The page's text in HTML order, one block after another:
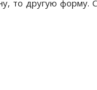
то другую форму.